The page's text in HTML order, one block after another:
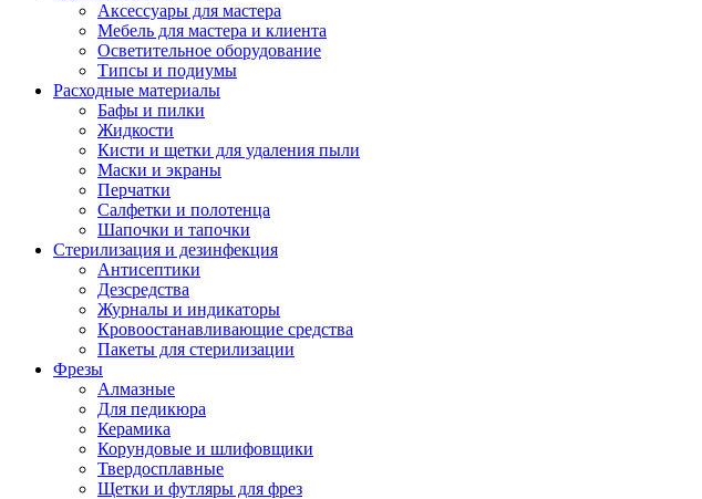
Аксессуары для мастера
Мебель для мастера и клиента
Осветительное оборудование
Типсы и подиумы
Расходные материалы
Бафы и пилки
Жидкости
Кисти и щетки для удаления пыли
Маски и экраны
Перчатки
Салфетки и полотенца
Шапочки и тапочки
Стерилизация и дезинфекция
Антисептики
Дезсредства
Журналы и индикаторы
Кровоостанавливающие средства
Пакеты для стерилизации
Фрезы
Алмазные
Для педикюра
Керамика
Корундовые и шлифовщики
Твердосплавные
Щетки и футляры для фрез